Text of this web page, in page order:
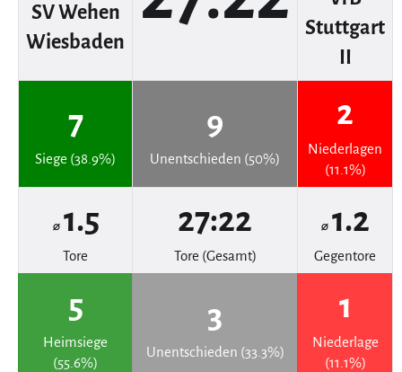
SV Wehen
Wiesbaden
Stuttgart
II
7
Siege (38.9%)
9
Unentschieden (50%)
2
Niederlagen
(11.1%)
⌀ 1.5
Tore
27:22
Tore (Gesamt)
⌀ 1.2
Gegentore
5
Heimsiege
(55.6%)
3
Unentschieden (33.3%)
1
Niederlage
(11.1%)